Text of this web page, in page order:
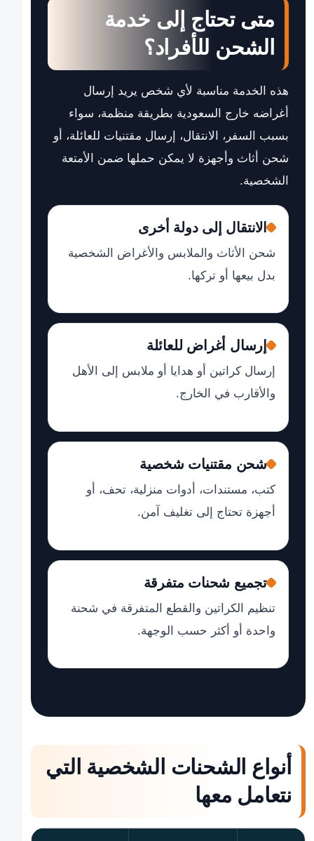
متى تحتاج إلى خدمة
الشحن للأفراد؟
هذه الخدمة مناسبة لأي شخص يريد إرسال
أغراضه خارج السعودية بطريقة منظمة، سواء
بسبب السفر، الانتقال، إرسال مقتنيات للعائلة، أو
شحن أثاث وأجهزة لا يمكن حملها ضمن الأمتعة
الشخصية.
الانتقال إلى دولة أخرى
شحن الأثاث والملابس والأغراض الشخصية
بدل بيعها أو تركها.
إرسال أغراض للعائلة
إرسال كراتين أو هدايا أو ملابس إلى الأهل
والأقارب في الخارج.
شحن مقتنيات شخصية
كتب، مستندات، أدوات منزلية، تحف، أو
أجهزة تحتاج إلى تغليف آمن.
تجميع شحنات متفرقة
تنظيم الكراتين والقطع المتفرقة في شحنة
واحدة أو أكثر حسب الوجهة.
أنواع الشحنات الشخصية التي
نتعامل معها